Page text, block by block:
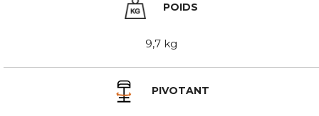
POIDS
9,7 kg
PIVOTANT